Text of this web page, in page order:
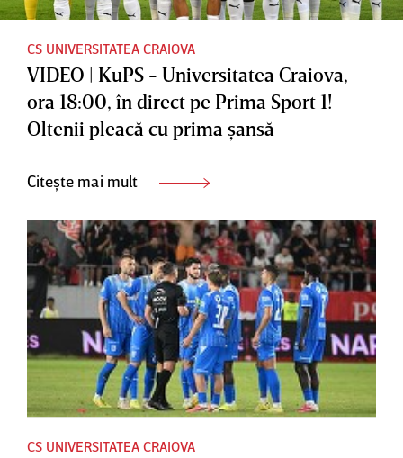
CS UNIVERSITATEA CRAIOVA
VIDEO | KuPS - Universitatea Craiova,
ora 18:00, în direct pe Prima Sport 1!
Oltenii pleacă cu prima şansă
Citește mai mult
CS UNIVERSITATEA CRAIOVA